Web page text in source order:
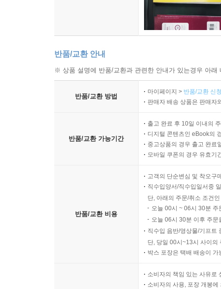
반품/교환 안내
※ 상품 설명에 반품/교환과 관련한 안내가 있는경우 아
반품/교환 방법
마이페이지 > 반품/교환 신
판매자 배송 상품은 판매자
반품/교환 가능기간
출고 완료 후 10일 이내의
디지털 콘텐츠인 eBook의
중고상품의 경우 출고 완료
모바일 쿠폰의 경우 유효기
반품/교환 비용
고객의 단순변심 및 착오구
직수입양서/직수입일서중
단, 아래의 주문/취소 조건
오늘 00시 ~ 06시 30분
오늘 06시 30분 이후 주
직수입 음반/영상물/기프트
단, 당일 00시~13시 사이의
박스 포장은 택배 배송이
소비자의 책임 있는 사유로
소비자의 사용, 포장 개봉